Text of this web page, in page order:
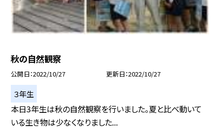
秋の自然観察
公開日 2022/10/27 更新日 2022/10/27
３年生
本日3年生は秋の自然観察を行いました。夏と比べ動いて
いる生き物は少なくなりました...